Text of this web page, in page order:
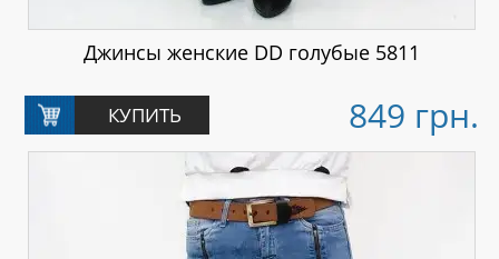
Джинсы женские DD голубые 5811
849 грн.